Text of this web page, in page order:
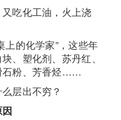
吃化工油，火上浇
上的化学家”，这些年
、塑化剂、苏丹红、
石粉、芳香烃……
层出不穷？